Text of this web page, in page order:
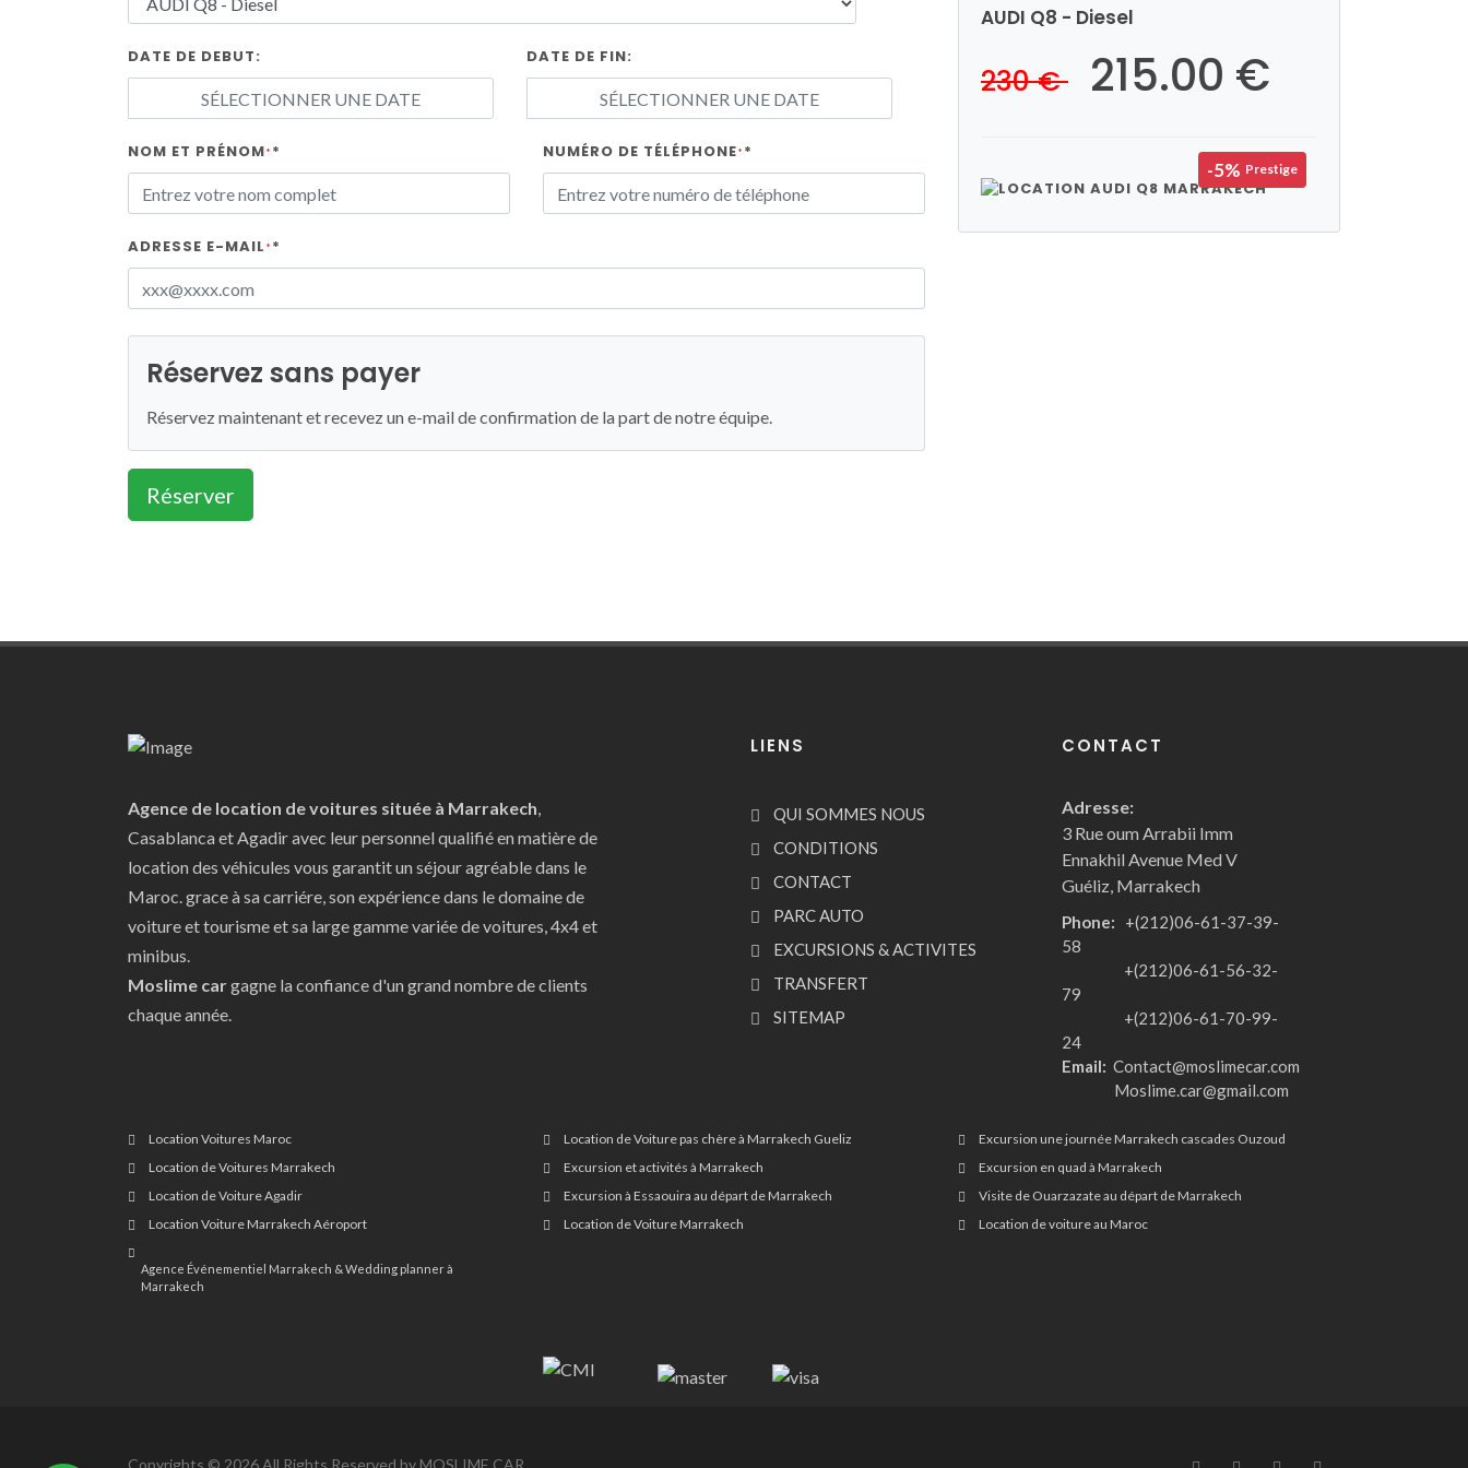
AUDI Q8 - Diesel
230 € 215.00 €
-5% Prestige
DATE DE DEBUT: DATE DE FIN:
NOM ET PRÉNOM* * NUMÉRO DE TÉLÉPHONE* *
ADRESSE E-MAIL * *
Réservez sans payer
Réservez maintenant et recevez un e-mail de confirmation de la part de notre équipe.
Réserver
Agence de location de voitures située à Marrakech,
Casablanca et Agadir avec leur personnel qualifié en matière de
location des véhicules vous garantit un séjour agréable dans le
Maroc. grace à sa carriére, son expérience dans le domaine de
voiture et tourisme et sa large gamme variée de voitures, 4x4 et
minibus.
Moslime cargagne la confiance d'un grand nombre de clients
chaque année.
LIENS
QUI SOMMES NOUS
CONDITIONS
CONTACT
PARC AUTO
EXCURSIONS & ACTIVITES
TRANSFERT
SITEMAP
CONTACT
Adresse:
3 Rue oum Arrabii Imm
Ennakhil Avenue Med V
Guéliz, Marrakech
Phone:
+(212)06-61-37-39-
58
+(212)06-61-56-32-
79
+(212)06-61-70-99-
24
Email: Contact@moslimecar.com
Moslime.car@gmail.com
Location Voitures Maroc
Location de Voitures Marrakech
Location de Voiture Agadir
Location Voiture Marrakech Aéroport
Agence Événementiel Marrakech & Wedding planner à
Marrakech
Location de Voiture pas chère à Marrakech Gueliz
Excursion et activités à Marrakech
Excursion à Essaouira au départ de Marrakech
Location de Voiture Marrakech
Excursion une journée Marrakech cascades Ouzoud
Excursion en quad à Marrakech
Visite de Ouarzazate au départ de Marrakech
Location de voiture au Maroc
Copyrights © 2026 All Rights Reserved by MOSLIME CAR .